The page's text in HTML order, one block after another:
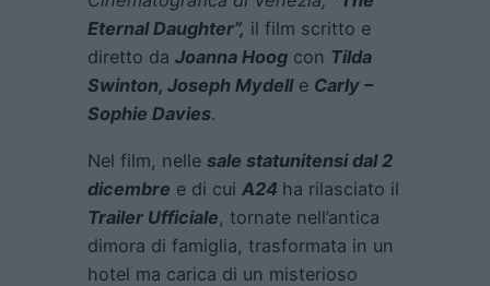
Eternal Daughter”, il film scritto e
diretto da Joanna Hoog con Tilda
Swinton, Joseph Mydelle Carly –
Sophie Davies.
Nel film, nelle sale statunitensi dal 2
dicembre e di cui A24 ha rilasciato il
Trailer Ufficiale, tornate nell’antica
dimora di famiglia, trasformata in un
hotel ma carica di un misterioso